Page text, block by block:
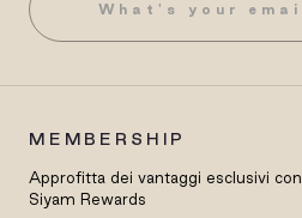
MEMBERSHIP
Approfitta dei vantaggi esclusivi con
Siyam Rewards